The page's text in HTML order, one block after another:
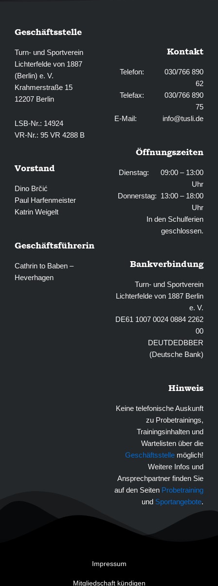
Geschäftsstelle
Turn- und Sportverein
Lichterfelde von 1887
(Berlin) e. V.
Krahmerstraße 15
12207 Berlin
LSB-Nr.: 14924
VR-Nr.: 95 VR 4288 B
Vorstand
Dino Brčić
Paul Harfenmeister
Katrin Weigelt
Geschäftsführerin
Cathrin to Baben –
Heverhagen
Kontakt
Telefon: 030/766 890
62
Telefax: 030/766 890
75
E-Mail: info@tusli.de
Öffnungszeiten
Dienstag: 09:00 – 13:00
Uhr
Donnerstag: 13:00 – 18:00
Uhr
In den Schulferien
geschlossen.
Bankverbindung
Turn- und Sportverein
Lichterfelde von 1887 Berlin
e. V.
DE61 1007 0024 0884 2262
00
DEUTDEDBBER
(Deutsche Bank)
Hinweis
Keine telefonische Auskunft
zu Probetrainings,
Trainingsinhalten und
Wartelisten über die
Geschäftsstelle möglich!
Weitere Infos und
Ansprechpartner finden Sie
auf den Seiten Probetraining
und Sportangebote.
Impressum
Mitgliedschaft kündigen